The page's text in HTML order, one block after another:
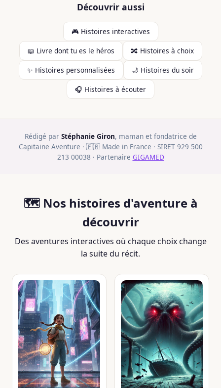
Découvrir aussi
🎮 Histoires interactives
📖 Livre dont tu es le héros 🔀 Histoires à choix
✨ Histoires personnalisées 🌙 Histoires du soir
🎧 Histoires à écouter
Rédigé par Stéphanie Giron, maman et fondatrice de
Capitaine Aventure · 🇫🇷 Made in France · SIRET 929 500
213 00038 · Partenaire GIGAMED
🗺️ Nos histoires d'aventure à
découvrir
Des aventures interactives où chaque choix change
la suite du récit.